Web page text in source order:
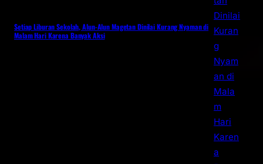
Setiap Liburan Sekolah, Alun-Alun Magetan Dinilai Kurang Nyaman di
Malam Hari Karena Banyak Aksi